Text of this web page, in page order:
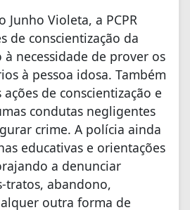
Junho Violeta, a PCPR
de conscientização da
necessidade de prover os
à pessoa idosa. Também
de conscientização e
condutas negligentes
crime. A polícia ainda
educativas e orientações
a denunciar
tratos, abandono,
outra forma de